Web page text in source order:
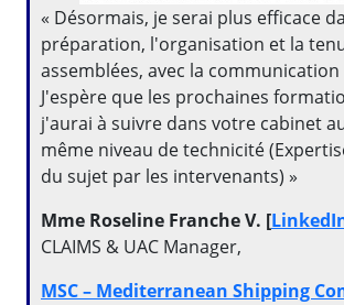
« Désormais, je serai plus efficace
préparation, l'organisation et la
assemblées, avec la communication
J'espère que les prochaines
j'aurai à suivre dans votre cabinet
même niveau de technicité
du sujet par les intervenants) »
Mme Roseline Franche V. [
CLAIMS & UAC Manager,
MSC – Mediterranean Shipping